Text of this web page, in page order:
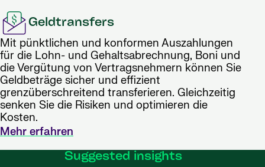
Geldtransfers
Mit pünktlichen und konformen Auszahlungen
für die Lohn- und Gehaltsabrechnung, Boni und
die Vergütung von Vertragsnehmern können Sie
Geldbeträge sicher und effizient
grenzüberschreitend transferieren. Gleichzeitig
senken Sie die Risiken und optimieren die
Kosten.
Mehr erfahren
Suggested insights